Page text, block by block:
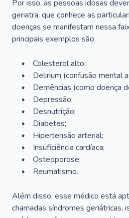
Por isso, as pessoas idosas
geriatra, que conhece as
doenças se manifestam nessa
principais exemplos são:
Colesterol alto;
Delirium (confusão mental
Demências (como doença
Depressão;
Desnutrição;
Diabetes;
Hipertensão arterial;
Insuficiência cardíaca;
Osteoporose;
Reumatismo.
Além disso, esse médico está
chamadas síndromes geriátricas,